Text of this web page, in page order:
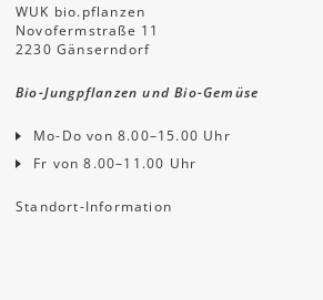
WUK bio.pflanzen
Novofermstraße 11
2230 Gänserndorf
Bio-Jungpflanzen und Bio-Gemüse
Mo-Do von 8.00–15.00 Uhr
Fr von 8.00–11.00 Uhr
Standort-Information